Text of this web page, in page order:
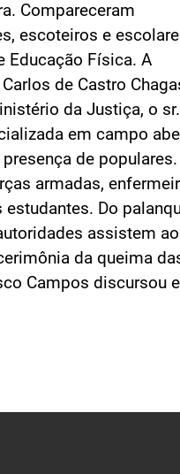
Compareceram
escoteiros e
Educação Física. A
de Castro
da Justiça, o sr.
em campo
de populares.
armadas,
Do
assistem
da queima
Campos discursou